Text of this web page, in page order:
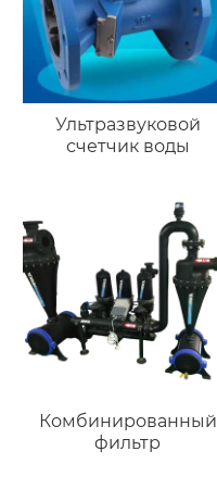
Ультразвуковой
счетчик воды
Комбинированный
фильтр